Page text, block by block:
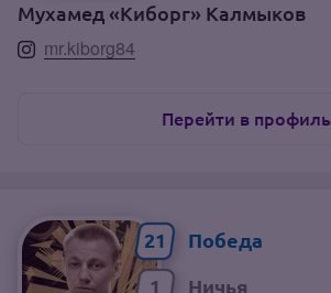
Мухамед «Киборг» Калмыков
mr.kiborg84
Перейти в профиль
21
1